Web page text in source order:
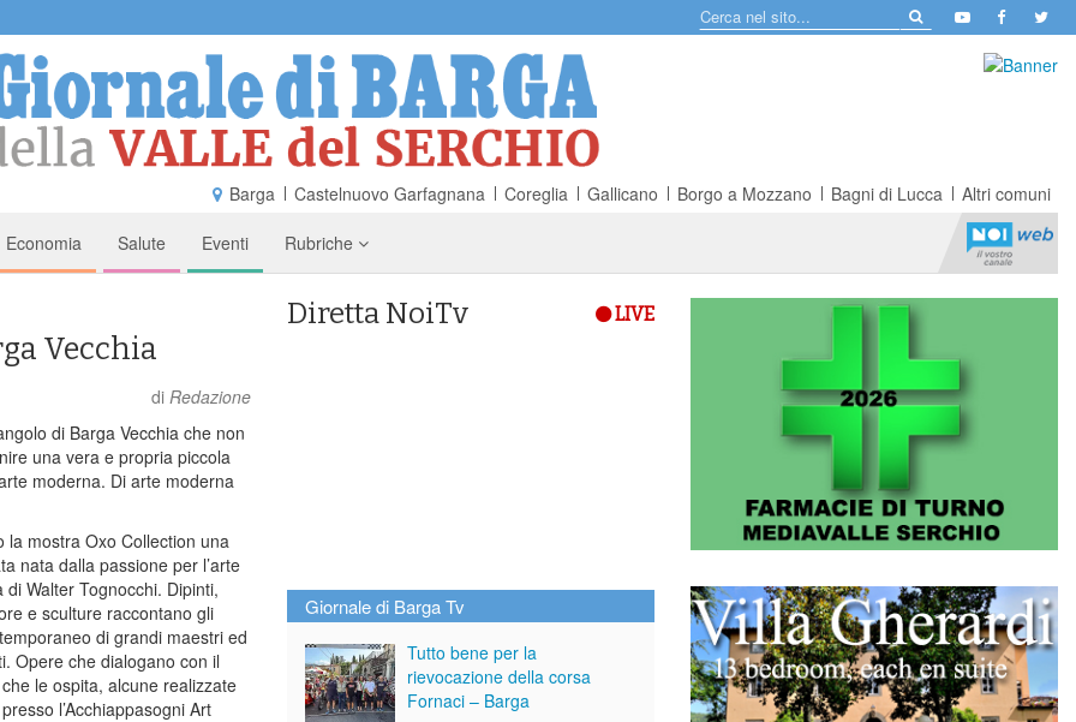
Barga Castelnuovo Garfagnana Coreglia Gallicano Borgo a Mozzano Bagni di Lucca Altri comuni
Economia Salute Eventi Rubriche
Vecchia
di Redazione
di Barga Vecchia che non
una vera e propria piccola
moderna. Di arte moderna
la mostra Oxo Collection una
nata dalla passione per l’arte
Walter Tognocchi. Dipinti,
e sculture raccontano gli
di grandi maestri ed
Opere che dialogano con il
le ospita, alcune realizzate
l’Acchiappasogni Art
Diretta NoiTv LIVE
Giornale di Barga Tv
Tutto bene per la
rievocazione della corsa
Fornaci – Barga